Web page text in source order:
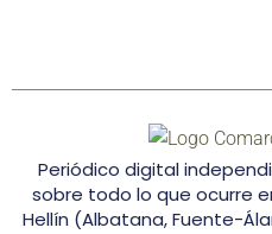
Periódico digital
sobre todo lo que ocurre
Hellín (Albatana, Fuente-